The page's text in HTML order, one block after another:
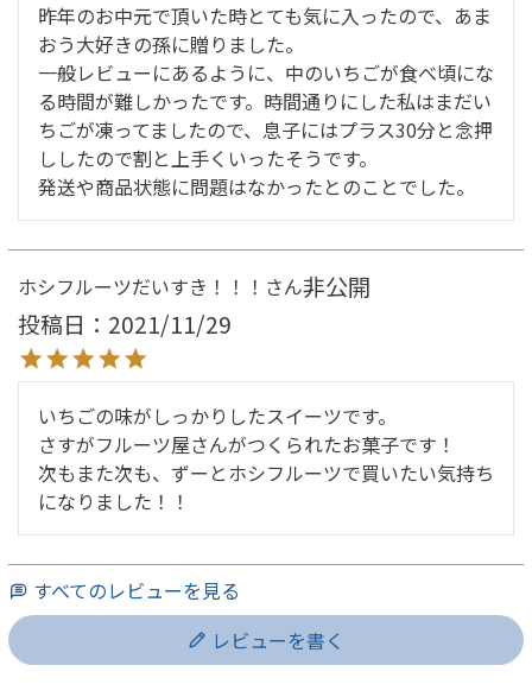
昨年のお中元で頂いた時とても気に入ったので、あま
おう大好きの孫に贈りました。
一般レビューにあるように、中のいちごが食べ頃にな
る時間が難しかったです。時間通りにした私はまだい
ちごが凍ってましたので、息子にはプラス30分と念押
ししたので割と上手くいったそうです。
発送や商品状態に問題はなかったとのことでした。
ホシフルーツだいすき！！！
非公開
投稿日
2021/11/29
いちごの味がしっかりしたスイーツです。
さすがフルーツ屋さんがつくられたお菓子です！
次もまた次も、ずーとホシフルーツで買いたい気持ち
になりました！！
すべてのレビューを見る
レビューを書く